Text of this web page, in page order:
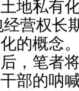
土地私有
经营权长
的概念
，笔者
干部的呐